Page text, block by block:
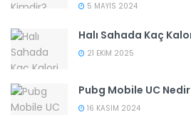
5 MAYIS 2024
Halı Sahada Kaç
21 EKIM 2025
Pubg Mobile UC
16 KASIM 2024